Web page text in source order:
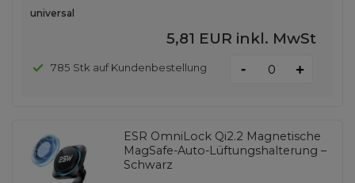
universal
5,81 EUR inkl. MwSt
785 Stk auf Kundenbestellung - +
ESR OmniLock Qi2.2 Magnetische
MagSafe-Auto-Lüftungshalterung –
Schwarz